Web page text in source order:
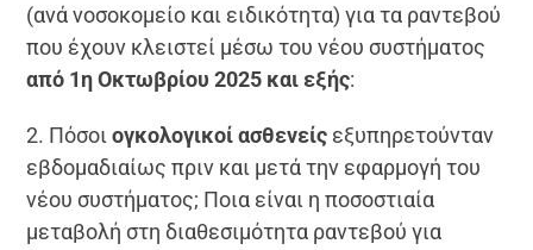
(ανά νοσοκομείο και ειδικότητα) για τα ραντεβού
που έχουν κλειστεί μέσω του νέου συστήματος
από 1η Οκτωβρίου 2025 και εξής:
2. Πόσοιογκολογικοί ασθενείς εξυπηρετούνταν
εβδομαδιαίως πριν και μετά την εφαρμογή του
νέου συστήματος; Ποια είναι η ποσοστιαία
μεταβολή στη διαθεσιμότητα ραντεβού για